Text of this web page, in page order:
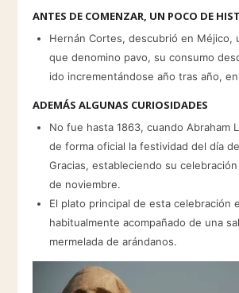
ANTES DE COMENZAR, UN POCO DE
Hernán Cortes, descubrió en Méjico,
que denomino pavo, su consumo
ido incrementándose año tras año,
ADEMÁS ALGUNAS CURIOSIDADES
No fue hasta 1863, cuando Abraham
de forma oficial la festividad del día
Gracias, estableciendo su
de noviembre.
El plato principal de esta celebración
habitualmente acompañado de una
mermelada de arándanos.